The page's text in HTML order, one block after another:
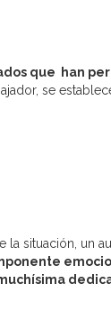
que han
se
situación, un